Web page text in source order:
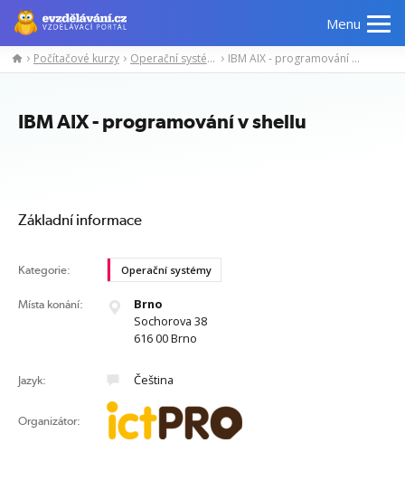
Menu
Manažerské
Odborné
Počítačové
Počítačové kurzy Operační systémy IBM AIX - programování v shellu
IBM AIX - programování v shellu
Základní informace
Kategorie: Operační systémy
Místa konání:
Brno
Sochorova 38
616 00 Brno
Jazyk: Čeština
Organizátor: